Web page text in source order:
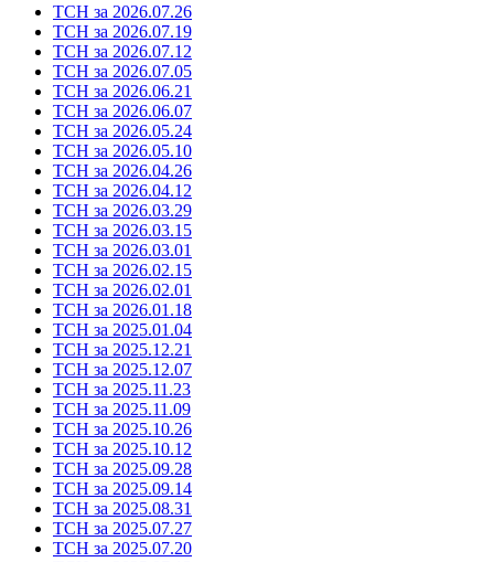
ТСН за 2026.07.26
ТСН за 2026.07.19
ТСН за 2026.07.12
ТСН за 2026.07.05
ТСН за 2026.06.21
ТСН за 2026.06.07
ТСН за 2026.05.24
ТСН за 2026.05.10
ТСН за 2026.04.26
ТСН за 2026.04.12
ТСН за 2026.03.29
ТСН за 2026.03.15
ТСН за 2026.03.01
ТСН за 2026.02.15
ТСН за 2026.02.01
ТСН за 2026.01.18
ТСН за 2025.01.04
ТСН за 2025.12.21
ТСН за 2025.12.07
ТСН за 2025.11.23
ТСН за 2025.11.09
ТСН за 2025.10.26
ТСН за 2025.10.12
ТСН за 2025.09.28
ТСН за 2025.09.14
ТСН за 2025.08.31
ТСН за 2025.07.27
ТСН за 2025.07.20